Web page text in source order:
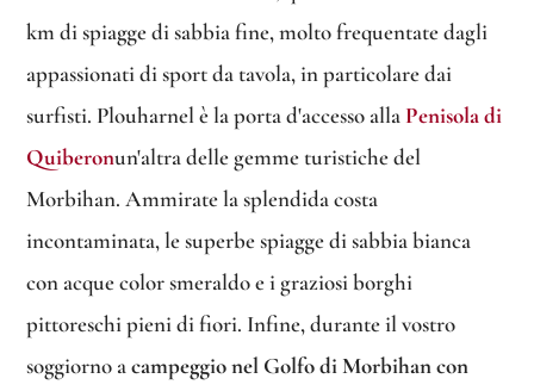
km di spiagge di sabbia fine, molto frequentate dagli
appassionati di sport da tavola, in particolare dai
surfisti. Plouharnel è la porta d'accesso alla Penisola di
Quiberonun'altra delle gemme turistiche del
Morbihan. Ammirate la splendida costa
incontaminata, le superbe spiagge di sabbia bianca
con acque color smeraldo e i graziosi borghi
pittoreschi pieni di fiori. Infine, durante il vostro
soggiorno acampeggio nel Golfo di Morbihan con